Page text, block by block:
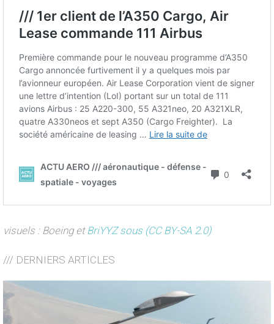
visuels : Boeing et BriYYZ sous (CC BY-SA 2.0)
/// DERNIERS ARTICLES